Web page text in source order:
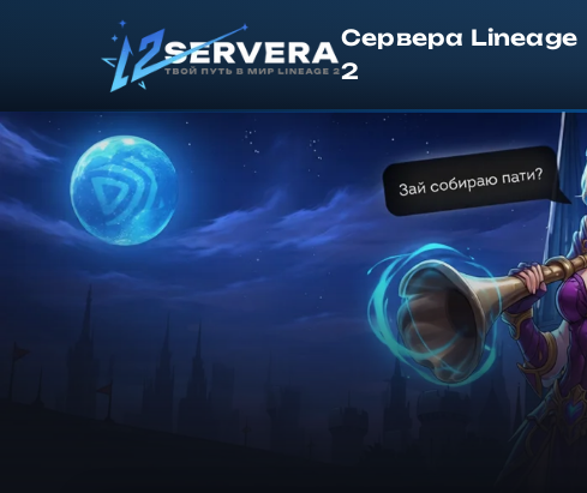
Сервера Lineage
2